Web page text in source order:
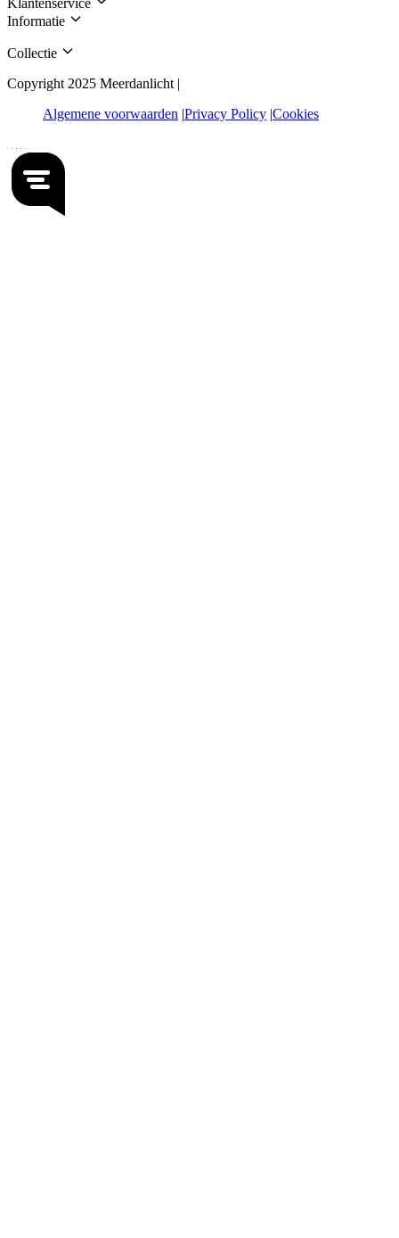
Klantenservice
Informatie
Collectie
Copyright 2025 Meerdanlicht |
Algemene voorwaarden Privacy Policy Cookies